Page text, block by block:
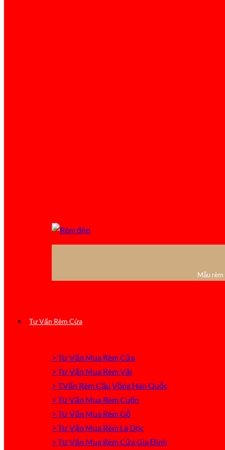
Mẫu rèm
Tư Vấn Rèm Cửa
> Tư Vấn Mua Rèm Cửa
> Tư Vấn Mua Rèm Vải
> T.Vấn Rèm Cầu Vồng Hàn Quốc
> Tư Vấn Mua Rèm Cuốn
> Tư Vấn Mua Rèm Gỗ
> Tư Vấn Mua Rèm Lá Dọc
> Tư Vấn Mua Rèm Cửa Gia Đình